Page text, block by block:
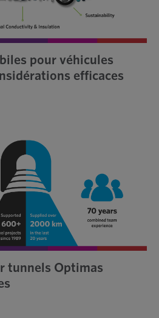
pour véhicules
efficaces
tunnels Optimas